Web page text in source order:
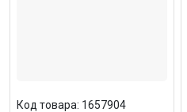
Код товара: 1657904